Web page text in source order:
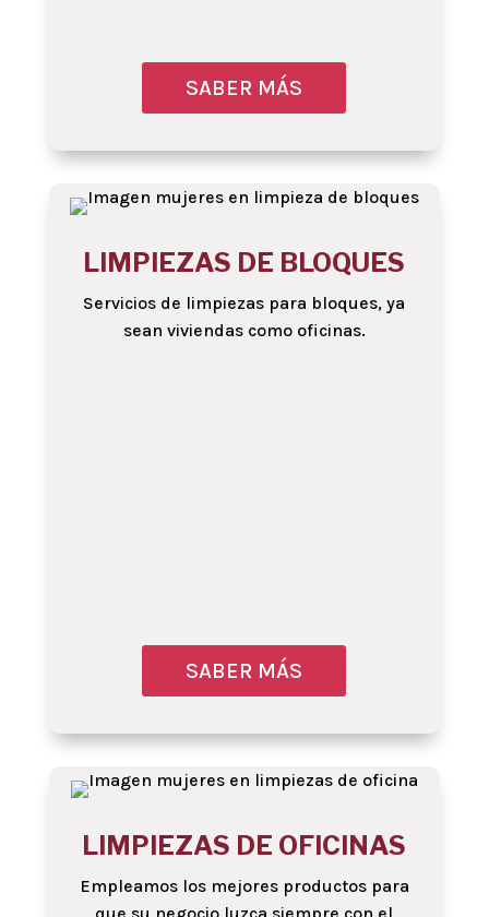
SABER MÁS
LIMPIEZAS DE BLOQUES
Servicios de limpiezas para bloques, ya
sean viviendas como oficinas.
SABER MÁS
LIMPIEZAS DE OFICINAS
Empleamos los mejores productos para